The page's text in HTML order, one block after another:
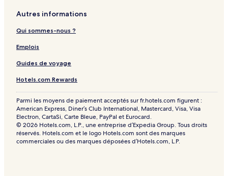
Autres informations
Qui sommes-nous ?
Emplois
Guides de voyage
Hotels.com Rewards
Parmi les moyens de paiement acceptés sur fr.hotels.com figurent :
American Express, Diner’s Club International, Mastercard, Visa, Visa
Electron, CartaSi, Carte Bleue, PayPal et Eurocard.
© 2026 Hotels.com, L.P., une entreprise d’Expedia Group. Tous droits
réservés. Hotels.com et le logo Hotels.com sont des marques
commerciales ou des marques déposées d’Hotels.com, L.P.